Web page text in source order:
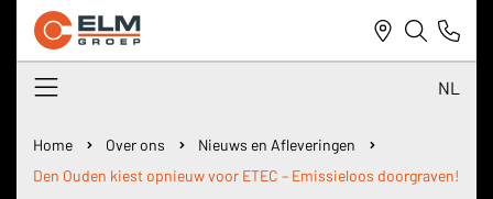
NL
DE
Home Over ons
Nieuws en Afleveringen
Den Ouden kiest opnieuw voor ETEC – Emissieloos doorgraven!